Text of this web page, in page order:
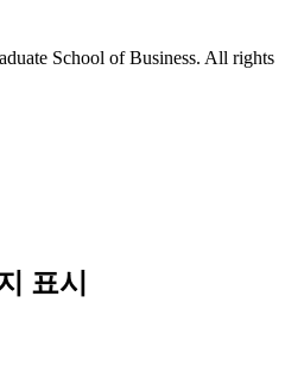
School of Business. All rights
표시